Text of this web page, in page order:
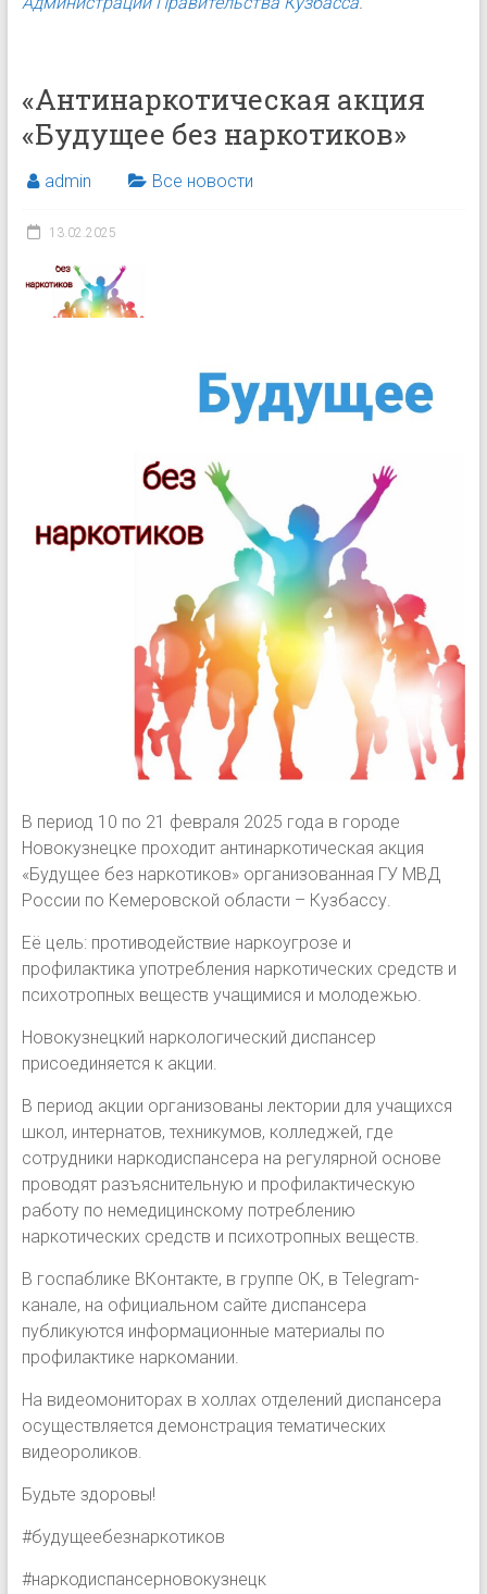
«Антинаркотическая акция
«Будущее без наркотиков»
admin Все новости
13.02.2025
В период 10 по 21 февраля 2025 года в городе
Новокузнецке проходит антинаркотическая акция
«Будущее без наркотиков» организованная ГУ МВД
России по Кемеровской области – Кузбассу.
Её цель: противодействие наркоугрозе и
профилактика употребления наркотических средств и
психотропных веществ учащимися и молодежью.
Новокузнецкий наркологический диспансер
присоединяется к акции.
В период акции организованы лектории для учащихся
школ, интернатов, техникумов, колледжей, где
сотрудники наркодиспансера на регулярной основе
проводят разъяснительную и профилактическую
работу по немедицинскому потреблению
наркотических средств и психотропных веществ.
В госпаблике ВКонтакте, в группе ОК, в Telegram-
канале, на официальном сайте диспансера
публикуются информационные материалы по
профилактике наркомании.
На видеомониторах в холлах отделений диспансера
осуществляется демонстрация тематических
видеороликов.
Будьте здоровы!
#будущеебезнаркотиков
#наркодиспансерновокузнецк